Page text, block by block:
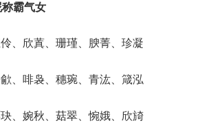
霸气女
、欣蒖、珊瑾、腴菁、珍凝
、啡袅、穗琬、青汯、箴泓
、婉秋、菇翠、惋娥、欣旑